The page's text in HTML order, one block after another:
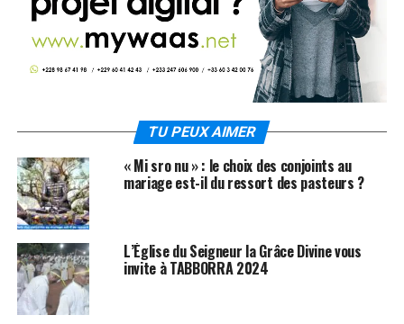
TU PEUX AIMER
« Mi sro nu » : le choix des conjoints au
mariage est-il du ressort des pasteurs ?
L’Église du Seigneur la Grâce Divine vous
invite à TABBORRA 2024